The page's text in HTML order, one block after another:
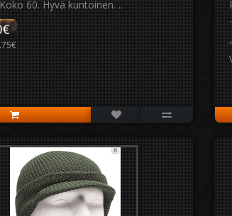
60. Hyvä kuntoinen. ..
..